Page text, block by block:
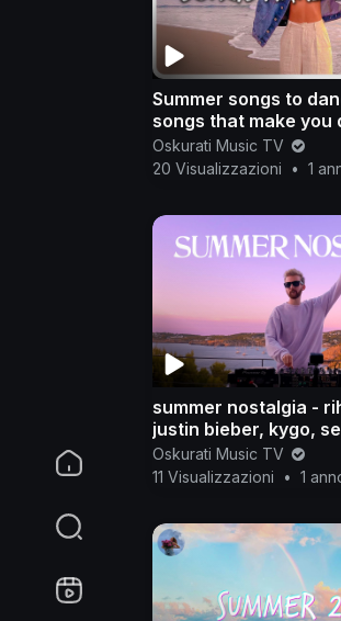
Summer songs to
songs that make you
Oskurati Music TV
20 Visualizzazioni
• 1
summer nostalgia -
justin bieber, kygo,
alok, bastille, david
Oskurati Music TV
11 Visualizzazioni
• 1